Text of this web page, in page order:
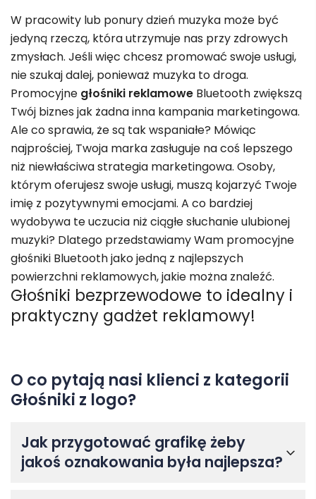
W pracowity lub ponury dzień muzyka może być
jedyną rzeczą, która utrzymuje nas przy zdrowych
zmysłach. Jeśli więc chcesz promować swoje usługi,
nie szukaj dalej, ponieważ muzyka to droga.
Promocyjne głośniki reklamowe Bluetooth zwiększą
Twój biznes jak żadna inna kampania marketingowa.
Ale co sprawia, że ​​są tak wspaniałe? Mówiąc
najprościej, Twoja marka zasługuje na coś lepszego
niż niewłaściwa strategia marketingowa. Osoby,
którym oferujesz swoje usługi, muszą kojarzyć Twoje
imię z pozytywnymi emocjami. A co bardziej
wydobywa te uczucia niż ciągłe słuchanie ulubionej
muzyki? Dlatego przedstawiamy Wam promocyjne
głośniki Bluetooth jako jedną z najlepszych
powierzchni reklamowych, jakie można znaleźć.
Głośniki bezprzewodowe to idealny i
praktyczny gadżet reklamowy!
O co pytają nasi klienci z kategorii
Głośniki z logo?
Jak przygotować grafikę żeby
jakoś oznakowania była najlepsza?